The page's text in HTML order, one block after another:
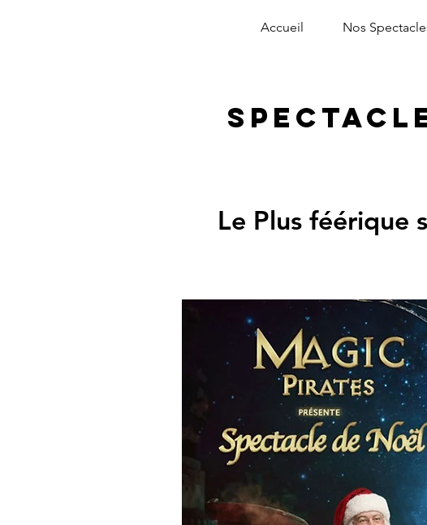
Accueil Nos
Le Plus féérique